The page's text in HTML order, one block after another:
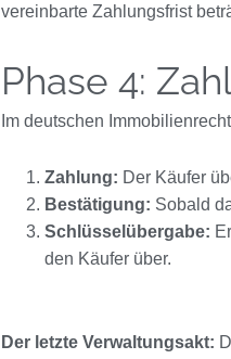
vereinbarte Zahlungsfrist
Phase 4:
Im deutschen
Zahlung: Der Käufer
Bestätigung: Sobald
Schlüsselübergabe:
den Käufer über.
Der letzte Verwaltungsakt: